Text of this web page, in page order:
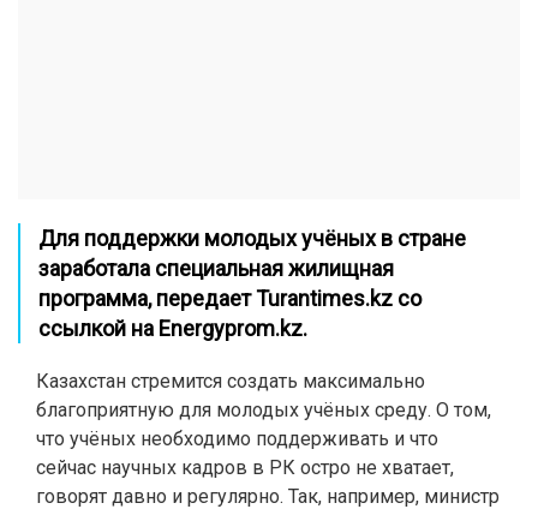
Для поддержки молодых учёных в стране
заработала специальная жилищная
программа, передает Turantimes.kz со
ссылкой на Energyprom.kz.
Казахстан стремится создать максимально
благоприятную для молодых учёных среду. О том,
что учёных необходимо поддерживать и что
сейчас научных кадров в РК остро не хватает,
говорят давно и регулярно. Так, например, министр